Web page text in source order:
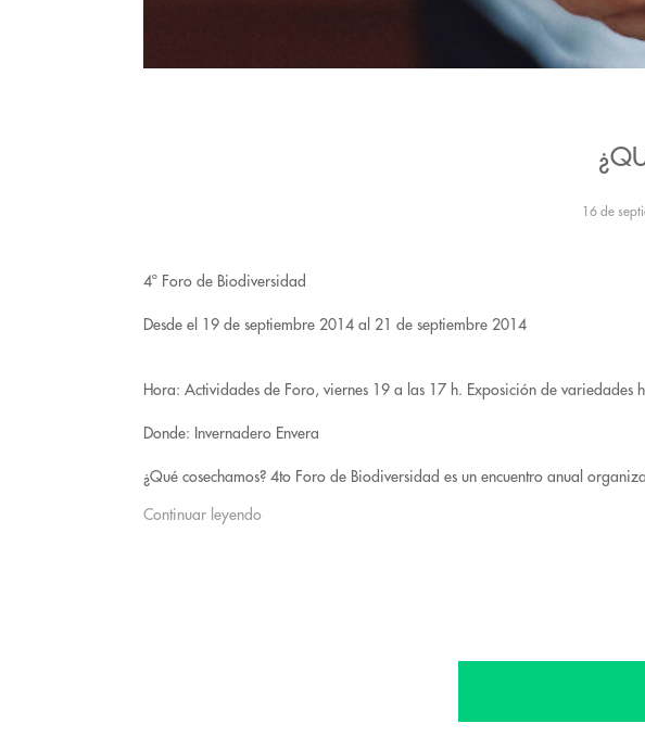
16 de
4º Foro de Biodiversidad
Desde el 19 de septiembre 2014 al 21 de septiembre 2014
Hora: Actividades de Foro, viernes 19 a las 17 h. Exposición de
Donde: Invernadero Envera
¿Qué cosechamos? 4to Foro de Biodiversidad es un encuentro anual
Continuar leyendo